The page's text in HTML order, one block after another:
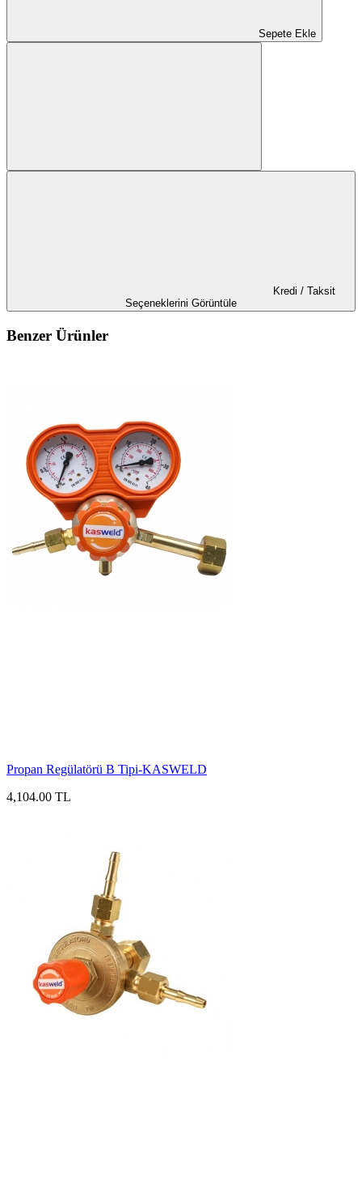
Sepete Ekle
Seçeneklerini Görüntüle
Benzer Ürünler
Propan Regülatörü B Tipi-KASWELD
4,104.00 TL